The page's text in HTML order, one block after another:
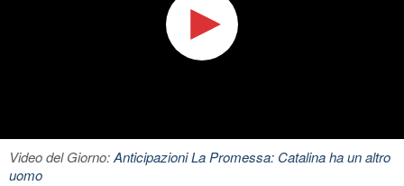
Video del Giorno:Anticipazioni La Promessa: Catalina ha un altro
uomo